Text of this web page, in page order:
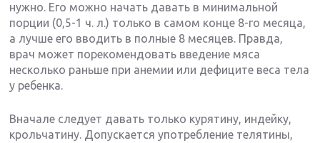
нужно. Его можно начать давать в минимальной
порции (0,5-1 ч. л.) только в самом конце 8-го месяца,
а лучше его вводить в полные 8 месяцев. Правда,
врач может порекомендовать введение мяса
несколько раньше при анемии или дефиците веса тела
у ребенка.
Вначале следует давать только курятину, индейку,
крольчатину. Допускается употребление телятины,